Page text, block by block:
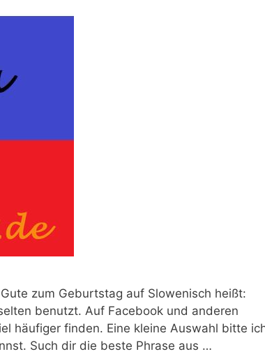
zum Geburtstag auf Slowenisch heißt:
benutzt. Auf Facebook und anderen
häufiger finden. Eine kleine Auswahl bitte
Such dir die beste Phrase aus …